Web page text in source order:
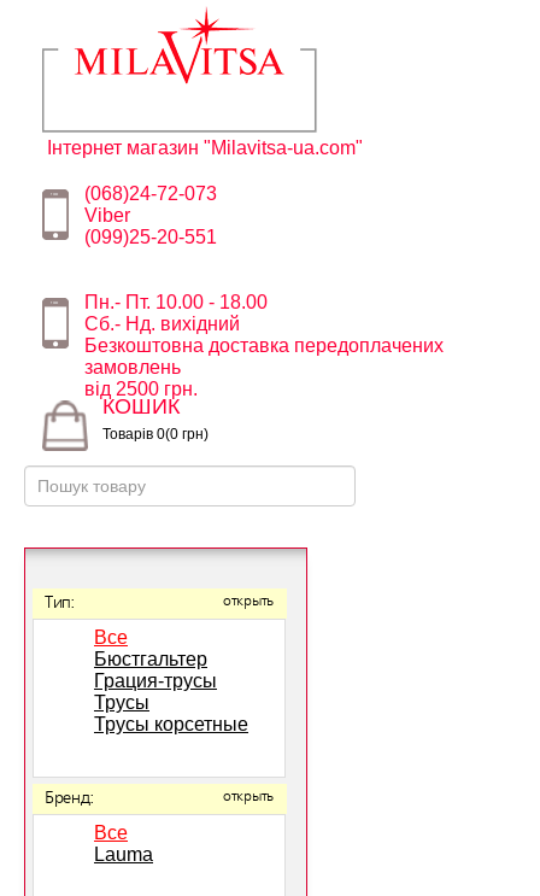
Інтернет магазин "Milavitsa-ua.com"
(068)24-72-073
Viber
(099)25-20-551
Пн.- Пт. 10.00 - 18.00
Сб.- Нд. вихідний
Безкоштовна доставка передоплачених
замовлень
від 2500 грн.
КОШИК
Товарів 0(0 грн)
Тип: открыть
Все
Бюстгальтер
Грация-трусы
Трусы
Трусы корсетные
Бренд: открыть
Все
Lauma